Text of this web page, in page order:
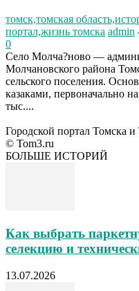
томск,томская
портал,жизнь томска admin
0
Село Молча?ново —
Молчановского района
сельского поселения.
казаками, первоначально
тыс....
Городской портал Томска и
© Tom3.ru
БОЛЬШЕ ИСТОРИЙ
Как выбрать
селекцию и
13.07.2026